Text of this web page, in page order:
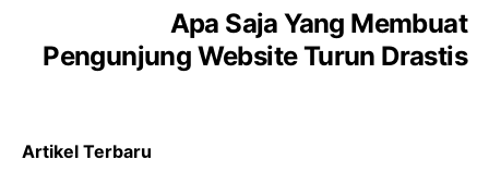
Apa Saja Yang Membuat
Pengunjung Website Turun Drastis
Artikel Terbaru